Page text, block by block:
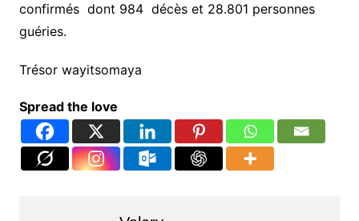
confirmés dont 984 décès et 28.801 personnes
guéries.
Trésor wayitsomaya
Spread the love